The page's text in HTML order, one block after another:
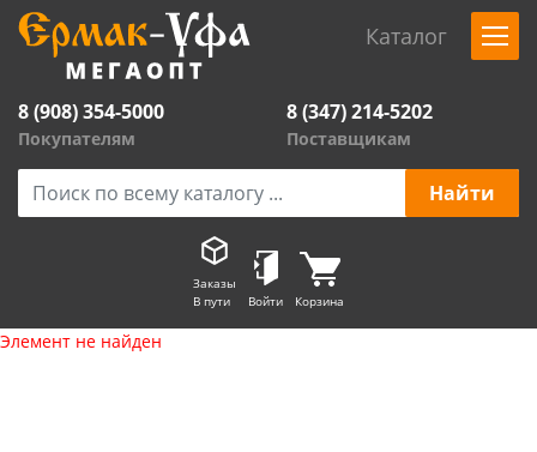
Каталог
8 (908) 354-5000
Покупателям
8 (347) 214-5202
Поставщикам
Заказы
В пути
Войти Корзина
Элемент не найден